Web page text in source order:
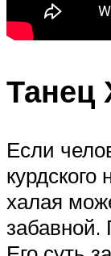
Танец
Если
курдского
халая
забавной.